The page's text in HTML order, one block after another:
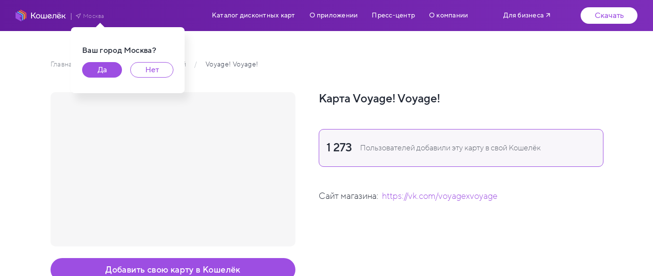
Ваш город Москва?
Да
Нет
Москва Каталог дисконтных карт О приложении Пресс-центр О компании Для бизнеса Скачать
Главная / Каталог карт пользователей / Voyage! Voyage!
Добавить свою карту в Кошелёк
Карта Voyage! Voyage!
1 273 Пользователей добавили эту карту в свой Кошелёк
Сайт магазина: https://vk.com/voyagexvoyage